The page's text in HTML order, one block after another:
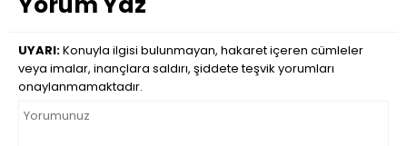
UYARI:Konuyla ilgisi bulunmayan, hakaret içeren cümleler
veya imalar, inançlara saldırı, şiddete teşvik yorumları
onaylanmamaktadır.